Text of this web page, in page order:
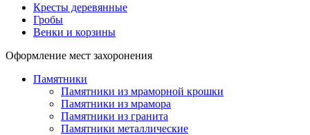
Кресты деревянные
Гробы
Венки и корзины
Оформление мест захоронения
Памятники
Памятники из мраморной крошки
Памятники из мрамора
Памятники из гранита
Памятники металлические